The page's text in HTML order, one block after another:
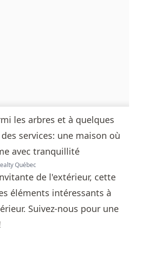
Québec
de l'extérieur, cette
éléments intéressants à
Suivez-nous pour une